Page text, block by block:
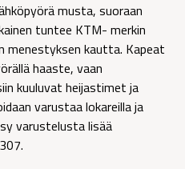
musta, suoraan
tuntee KTM- merkin
menestyksen kautta. Kapeat
haaste, vaan
kuuluvat heijastimet ja
varustaa lokareilla ja
varustelusta lisää